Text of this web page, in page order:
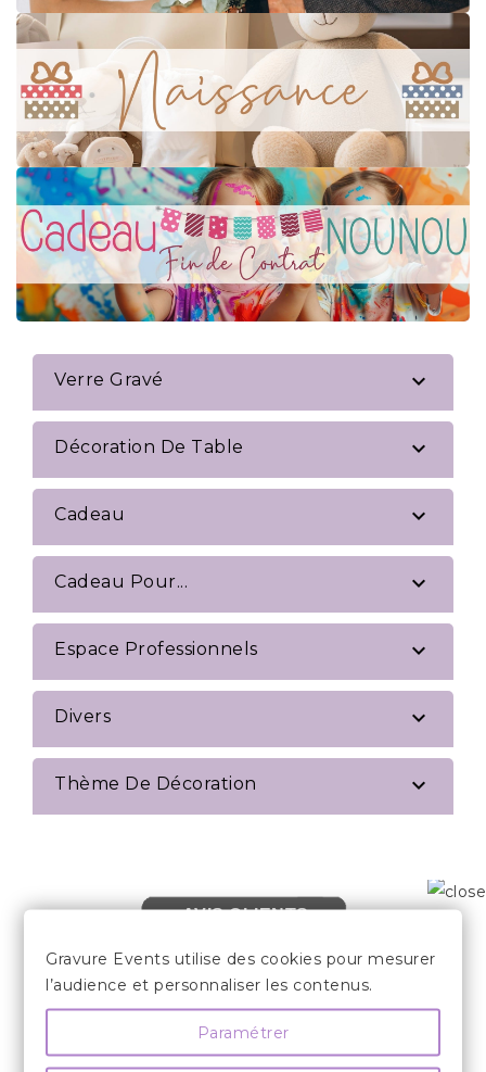
Verre Gravé 
Décoration De Table 
Cadeau 
Cadeau Pour... 
Espace Professionnels 
Divers 
Thème De Décoration 
AVIS CLIENTS
LES INFORMATIONS
Gravure Events utilise des cookies pour mesurer
l’audience et personnaliser les contenus.
Paramétrer